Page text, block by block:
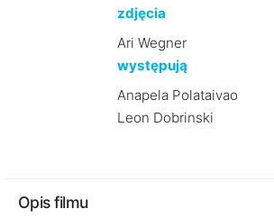
zdjęcia
Ari Wegner
występują
Anapela Polataivao
Leon Dobrinski
Opis filmu